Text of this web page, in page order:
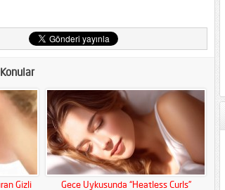
Gizli Gece Uykusunda “Heatless Curls”